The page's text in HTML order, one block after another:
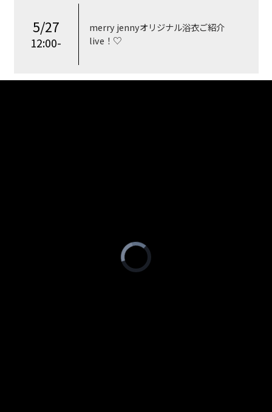
5/27
12:00-
merry jennyオリジナル浴衣ご紹介
live！♡